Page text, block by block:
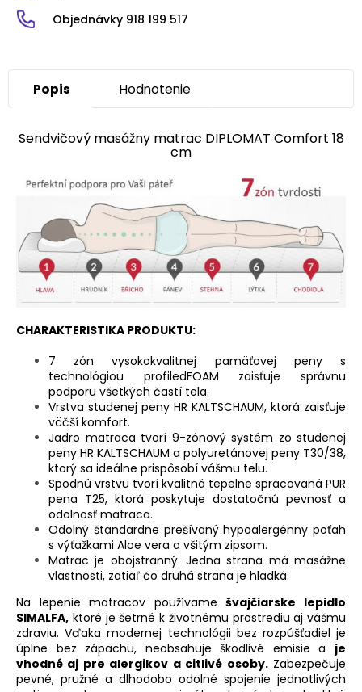
Objednávky 918 199 517
Popis Hodnotenie
Sendvičový masážny matrac DIPLOMAT Comfort 18
cm
CHARAKTERISTIKA PRODUKTU:
7 zón vysokokvalitnej pamäťovej peny s
technológiou profiledFOAM zaisťuje správnu
podporu všetkých častí tela.
Vrstva studenej peny HR KALTSCHAUM, ktorá zaisťuje
väčší komfort.
Jadro matraca tvorí 9-zónový systém zo studenej
peny HR KALTSCHAUM a polyuretánovej peny T30/38,
ktorý sa ideálne prispôsobí vášmu telu.
Spodnú vrstvu tvorí kvalitná tepelne spracovaná PUR
pena T25, ktorá poskytuje dostatočnú pevnosť a
odolnosť matraca.
Odolný štandardne prešívaný hypoalergénny poťah
s výťažkami Aloe vera a všitým zipsom.
Matrac je obojstranný. Jedna strana má masážne
vlastnosti, zatiaľ čo druhá strana je hladká.
Na lepenie matracov používamešvajčiarske lepidlo
SIMALFA, ktoré je šetrné k životnému prostrediu aj vášmu
zdraviu. Vďaka modernej technológii bez rozpúšťadiel je
úplne bez zápachu, neobsahuje škodlivé emisie a je
vhodné aj pre alergikov a citlivé osoby.Zabezpečuje
pevné, pružné a dlhodobo odolné spojenie jednotlivých